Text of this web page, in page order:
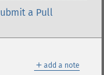
a Pull
＋ add a note